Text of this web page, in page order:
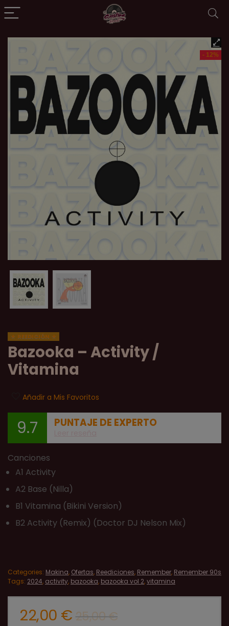
- 12%
REEDICIÓN
Bazooka – Activity /
Vitamina
Añadir a Mis Favoritos
9.7 PUNTAJE DE EXPERTO
Canciones
A1 Activity
A2 Base (Nilla)
B1 Vitamina (Bikini Version)
B2 Activity (Remix) (Doctor DJ Nelson Mix)
Categories: Makina, Ofertas, Reediciones, Remember, Remember 90s
Tags: 2024, activity, bazooka, bazooka vol 2,vitamina
25,00€El
22,00 € El